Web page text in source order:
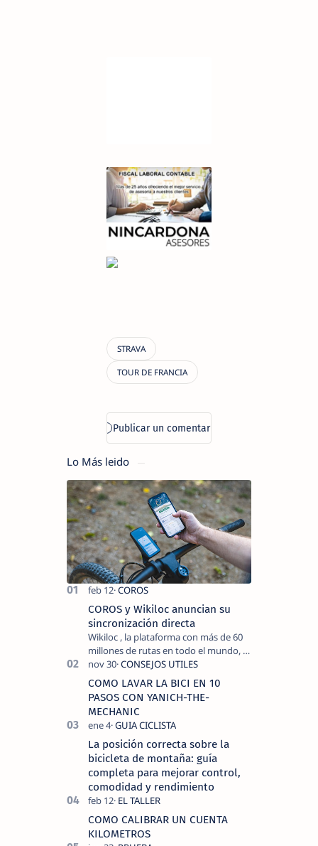
Lo Más leido
COROS y Wikiloc anuncian su
sincronización directa
Wikiloc , la plataforma con más de 60
millones de rutas en todo el mundo, y
COROS , marca de dispositivos GPS
reconocida mundialmente por su
tecnolo…
COMO LAVAR LA BICI EN 10
PASOS CON YANICH-THE-
MECHANIC
La posición correcta sobre la
bicicleta de montaña: guía
completa para mejorar control,
comodidad y rendimiento
COMO CALIBRAR UN CUENTA
KILOMETROS